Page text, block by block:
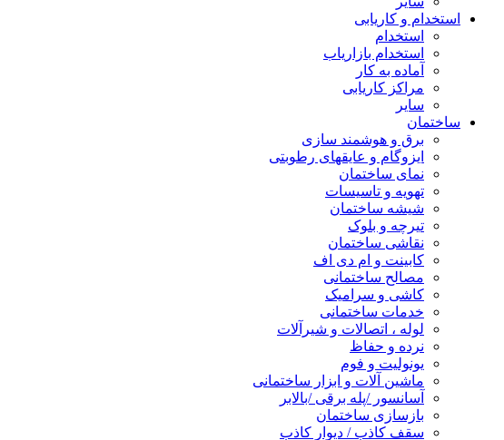
استخدام و کاریابی
استخدام
استخدام بازاریاب
آماده به کار
مراکز کاریابی
سایر
ساختمان
برق و هوشمند سازی
ایزوگام و عایقهای رطوبتی
نمای ساختمان
تهویه و تاسیسات
شیشه ساختمان
تیرچه و بلوک
نقاشی ساختمان
کابینت و ام دی اف
مصالح ساختمانی
کاشی و سرامیک
خدمات ساختمانی
لوله ، اتصالات و شیرآلات
نرده و حفاظ
یونولیت و فوم
ماشین آلات و ابزار ساختمانی
آسانسور /پله برقی /بالابر
بازسازی ساختمان
سقف کاذب / دیوار کاذب